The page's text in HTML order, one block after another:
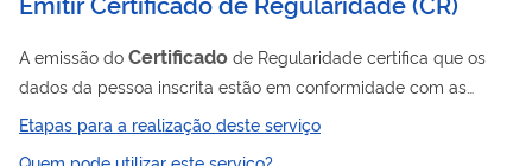
A emissão do Certificado de Regularidade certifica que os
dados da pessoa inscrita estão em conformidade com as
obrigações decorrentes do seu Cadastro e da prestação de
informações nos sistemas de controle do Ibama. Além disso: -
Etapas para a realização deste serviço